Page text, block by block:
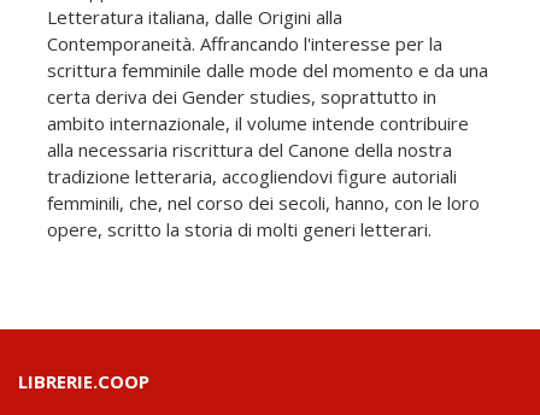
Letteratura italiana, dalle Origini alla
Contemporaneità. Affrancando l'interesse per la
scrittura femminile dalle mode del momento e da una
certa deriva dei Gender studies, soprattutto in
ambito internazionale, il volume intende contribuire
alla necessaria riscrittura del Canone della nostra
tradizione letteraria, accogliendovi figure autoriali
femminili, che, nel corso dei secoli, hanno, con le loro
opere, scritto la storia di molti generi letterari.
LIBRERIE.COOP